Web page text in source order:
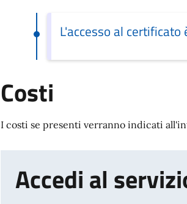
L'accesso al
Costi
I costi se presenti verranno indicati
Accedi al